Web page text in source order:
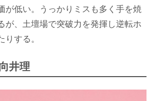
が低い。うっかりミスも多く手を焼
が、土壇場で突破力を発揮し逆転ホ
する。
井理